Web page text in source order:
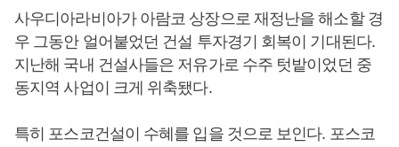
사우디아라비아가 아람코 상장으로 재정난을 해소할 경
우 그동안 얼어붙었던 건설 투자경기 회복이 기대된다.
지난해 국내 건설사들은 저유가로 수주 텃밭이었던 중
동지역 사업이 크게 위축됐다.
특히 포스코건설이 수혜를 입을 것으로 보인다. 포스코